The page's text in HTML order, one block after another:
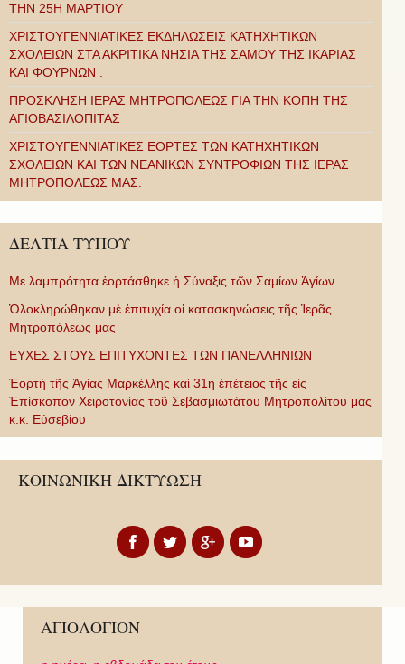
ΤΗΝ 25Η ΜΑΡΤΙΟΥ
ΧΡΙΣΤΟΥΓΕΝΝΙΑΤΙΚΕΣ ΕΚΔΗΛΩΣΕΙΣ ΚΑΤΗΧΗΤΙΚΩΝ
ΣΧΟΛΕΙΩΝ ΣΤΑ ΑΚΡΙΤΙΚΑ ΝΗΣΙΑ ΤΗΣ ΣΑΜΟΥ ΤΗΣ ΙΚΑΡΙΑΣ
ΚΑΙ ΦΟΥΡΝΩΝ .
ΠΡΟΣΚΛΗΣΗ ΙΕΡΑΣ ΜΗΤΡΟΠΟΛΕΩΣ ΓΙΑ ΤΗΝ ΚΟΠΗ ΤΗΣ
ΑΓΙΟΒΑΣΙΛΟΠΙΤΑΣ
ΧΡΙΣΤΟΥΓΕΝΝΙΑΤΙΚΕΣ ΕΟΡΤΕΣ ΤΩΝ ΚΑΤΗΧΗΤΙΚΩΝ
ΣΧΟΛΕΙΩΝ ΚΑΙ ΤΩΝ ΝΕΑΝΙΚΩΝ ΣΥΝΤΡΟΦΙΩΝ ΤΗΣ ΙΕΡΑΣ
ΜΗΤΡΟΠΟΛΕΩΣ ΜΑΣ.
ΔΕΛΤΙΑ ΤΥΠΟΥ
Με λαμπρότητα ἑορτάσθηκε ἡ Σύναξις τῶν Σαμίων Ἁγίων
Ὁλοκληρώθηκαν μὲ ἐπιτυχία οἱ κατασκηνώσεις τῆς Ἱερᾶς
Μητροπόλεώς μας
ΕΥΧΕΣ ΣΤΟΥΣ ΕΠΙΤΥΧΟΝΤΕΣ ΤΩΝ ΠΑΝΕΛΛΗΝΙΩΝ
Ἑορτὴ τῆς Ἁγίας Μαρκέλλης καὶ 31η ἐπέτειος τῆς εἰς
Ἐπίσκοπον Χειροτονίας τοῦ Σεβασμιωτάτου Μητροπολίτου μας
κ.κ. Εὐσεβίου
ΚΟΙΝΩΝΙΚΗ ΔΙΚΤΥΩΣΗ
ΑΓΙΟΛΟΓΙΟΝ